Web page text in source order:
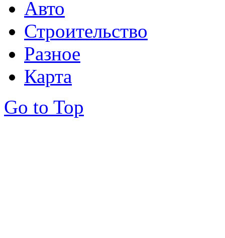
Авто
Строительство
Разное
Карта
Go to Top